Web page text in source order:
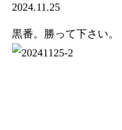
2024.11.25
黒番。勝って下さい。